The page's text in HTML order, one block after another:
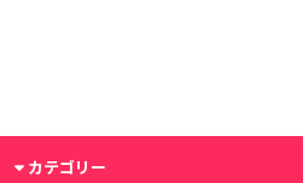
カテゴリー